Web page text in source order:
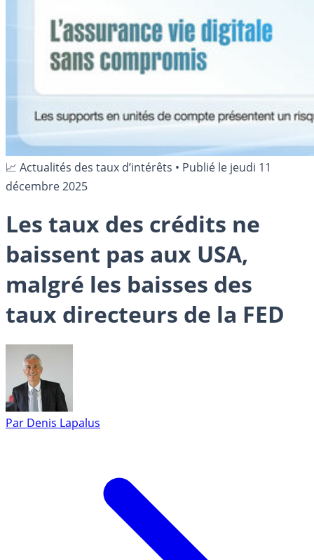
📈 Actualités des taux d’intérêts • Publié le jeudi 11
décembre 2025
Les taux des crédits ne
baissent pas aux USA,
malgré les baisses des
taux directeurs de la FED
Par Denis Lapalus